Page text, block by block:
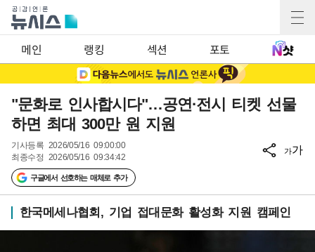
메인 랭킹 섹션 포토
"문화로 인사합시다"…공연·전시 티켓 선물
하면 최대 300만 원 지원
기사등록 2026/05/16 09:00:00
최종수정 2026/05/16 09:34:42
구글에서 선호하는 매체로 추가
가가
한국메세나협회, 기업 접대문화 활성화 지원 캠페인